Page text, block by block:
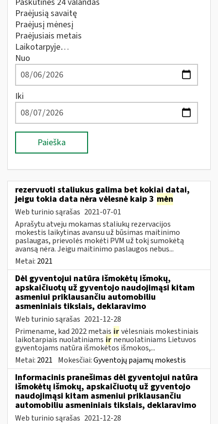
Praėjusią savaitę
Praėjusį mėnesį
Praėjusiais metais
Laikotarpyje…
Nuo
Iki
Paieška
rezervuoti staliukus galima bet kokiai datai,
jeigu tokia data nėra vėlesnė kaip 3 mėn
Web turinio sąrašas 2021-07-01
Aprašytu atveju mokamas staliukų rezervacijos
mokestis laikytinas avansu už būsimas maitinimo
paslaugas, prievolės mokėti PVM už tokį sumokėtą
avansą nėra. Jeigu maitinimo paslaugos nebus...
Metai: 2021
Dėl gyventojui natūra išmokėtų išmokų,
apskaičiuotų už gyventojo naudojimąsi kitam
asmeniui priklausančiu automobiliu
asmeniniais tikslais, deklaravimo
Web turinio sąrašas 2021-12-28
Primename, kad 2022 metais irvėlesniais mokestiniais
laikotarpiais nuolatiniams irnenuolatiniams Lietuvos
gyventojams natūra išmokėtos išmokos,...
Metai: 2021 Mokesčiai:Gyventojų pajamų mokestis
Informacinis pranešimas dėl gyventojui natūra
išmokėtų išmokų, apskaičiuotų už gyventojo
naudojimąsi kitam asmeniui priklausančiu
automobiliu asmeniniais tikslais, deklaravimo
Web turinio sąrašas 2021-12-28